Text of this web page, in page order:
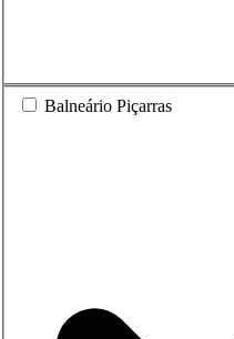
Balneário Piçarras